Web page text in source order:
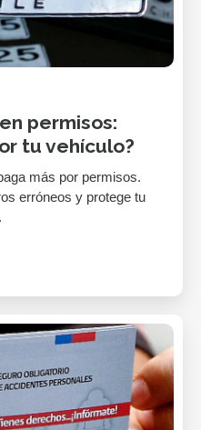
permisos:
tu vehículo?
más por permisos.
erróneos y protege tu